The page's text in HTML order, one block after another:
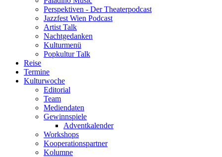
Perspektiven - Der Theaterpodcast
Jazzfest Wien Podcast
Artist Talk
Nachtgedanken
Kulturmenü
Popkultur Talk
Reise
Termine
Kulturwoche
Editorial
Team
Mediendaten
Gewinnspiele
Adventkalender
Workshops
Kooperationspartner
Kolumne